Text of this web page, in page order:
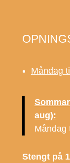
Måndag
aug):
Måndag
Stengt på